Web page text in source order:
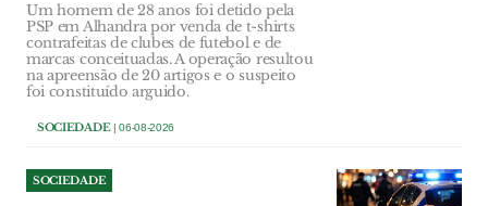
Um homem de 28 anos foi detido pela
PSP em Alhandra por venda de t-shirts
contrafeitas de clubes de futebol e de
marcas conceituadas. A operação resultou
na apreensão de 20 artigos e o suspeito
foi constituído arguido.
SOCIEDADE| 06-08-2026
SOCIEDADE